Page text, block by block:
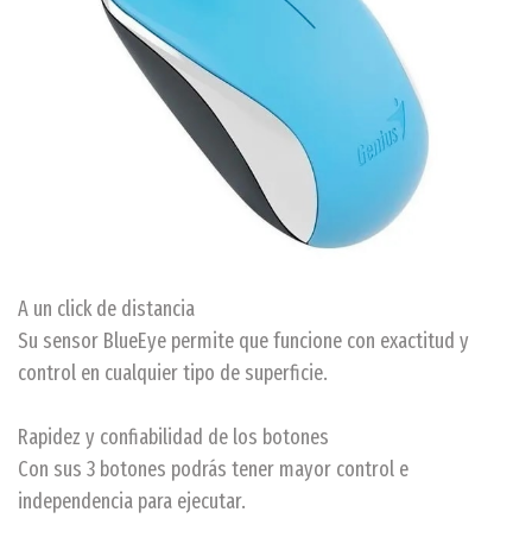
A un click de distancia
Su sensor BlueEye permite que funcione con exactitud y
control en cualquier tipo de superficie.
Rapidez y confiabilidad de los botones
Con sus 3 botones podrás tener mayor control e
independencia para ejecutar.